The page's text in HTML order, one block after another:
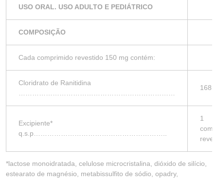
USO ORAL. USO ADULTO E PEDIÁTRICO
COMPOSIÇÃO
Cada comprimido revestido 150 mg contém:
Cloridrato de Ranitidina
168
Excipiente*
q.s.p…………………………………………………..
1
*lactose monoidratada, celulose microcristalina, dióxido de silício,
estearato de magnésio, metabissulfito de sódio, opadry,